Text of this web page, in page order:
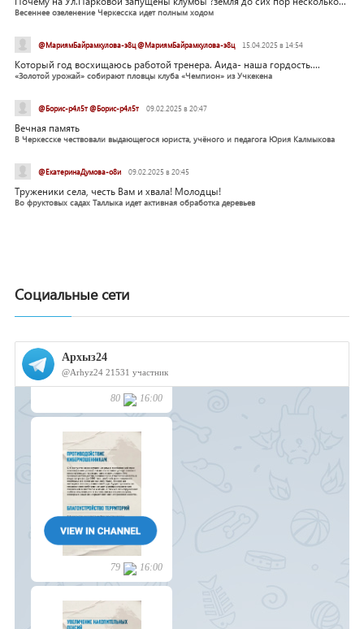
Весеннее озеленение Черкесска идет полным ходом
@МариямБайрамкулова-э8ц @МариямБайрамкулова-э8ц 15.04.2025 в 14:54
Который год восхищаюсь работой тренера. Аида- наша гордость....
«Золотой урожай» собирают пловцы клуба «Чемпион» из Учкекена
@Борис-р4л5т @Борис-р4л5т 09.02.2025 в 20:47
Вечная память
В Черкесске чествовали выдающегося юриста, учёного и педагога Юрия Калмыкова
@ЕкатеринаДумова-о8и 09.02.2025 в 20:45
Труженики села, честь Вам и хвала! Молодцы!
Во фруктовых садах Таллыка идет активная обработка деревьев
Социальные сети